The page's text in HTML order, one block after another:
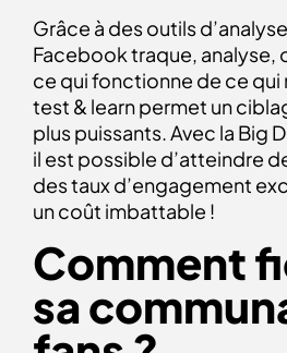
Grâce à des outils
Facebook traque, analyse,
ce qui fonctionne de ce qui
test & learn permet un
plus puissants. Avec la Big
il est possible d’atteindre
des taux d’engagement
un coût imbattable !
Comment
sa